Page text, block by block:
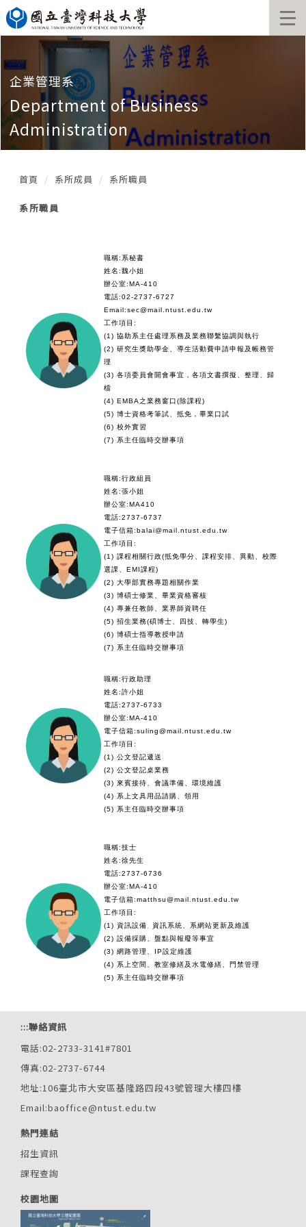
跳
到
主
內
容
區
塊
企業管理系
Department of Business
Administration
首頁 系所成員 系所職員
系所職員
職稱:系秘書
姓名:魏小姐
辦公室:MA-410
電話:02-2737-6727
Email:sec@mail.ntust.edu.tw
工作項目:
(1) 協助系主任處理系務及業務聯繫協調與執行
(2) 研究生獎助學金、導生活動費申請申報及帳務管
理
(3) 各項委員會開會事宜，各項文書撰擬、整理、歸
檔
(4) EMBA之業務窗口(除課程)
(5) 博士資格考筆試、抵免，畢業口試
(6) 校外實習
(7) 系主任臨時交辦事項
職稱:行政組員
姓名:張小姐
辦公室:MA410
電話:2737-6737
電子信箱:balai@mail.ntust.edu.tw
工作項目:
(1) 課程相關行政(抵免學分、課程安排、異動、校際
選課、EMI課程)
(2) 大學部實務專題相關作業
(3) 博碩士修業、畢業資格審核
(4) 專兼任教師、業界師資聘任
(5) 招生業務(碩博士、四技、轉學生)
(6) 博碩士指導教授申請
(7) 系主任臨時交辦事項
職稱:行政助理
姓名:許小姐
電話:2737-6733
辦公室:MA-410
電子信箱:suling@mail.ntust.edu.tw
工作項目:
(1) 公文登記遞送
(2) 公文登記桌業務
(3) 來賓接待、會議準備、環境維護
(4) 系上文具用品請購、領用
(5) 系主任臨時交辦事項
職稱:技士
姓名:徐先生
電話:2737-6736
辦公室:MA-410
電子信箱:matthsu@mail.ntust.edu.tw
工作項目:
(1) 資訊設備 、
資訊系統、系網站更新及維護
(2) 設備採購、盤點與報廢等事宜
(3) 網路管理、IP設定維護
(4) 系上空間
教室修繕及水電修繕、門禁管理
(5) 系主任臨時交辦事項
:::聯絡資訊
電話:02-2733-3141#7801
傳真:02-2737-6744
地址:106臺北市大安區基隆路四段43號管理大樓四樓
Email:baoffice@ntust.edu.tw
熱門連結
招生資訊
課程查詢
校園地圖